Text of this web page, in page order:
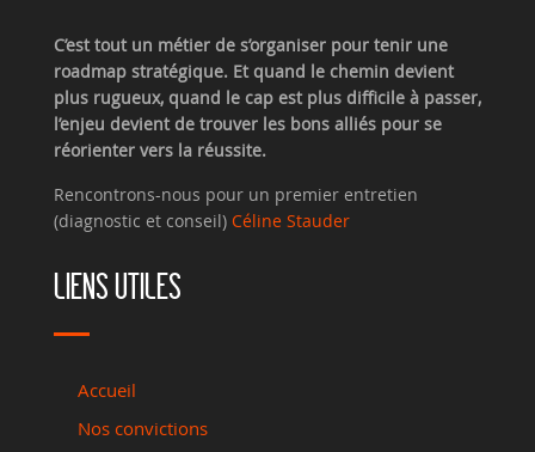
C’est tout un métier de s’organiser pour tenir une
roadmap stratégique. Et quand le chemin devient
plus rugueux, quand le cap est plus difficile à passer,
l’enjeu devient de trouver les bons alliés pour se
réorienter vers la réussite.
Rencontrons-nous pour un premier entretien
(diagnostic et conseil) Céline Stauder
LIENS UTILES
Accueil
Nos convictions